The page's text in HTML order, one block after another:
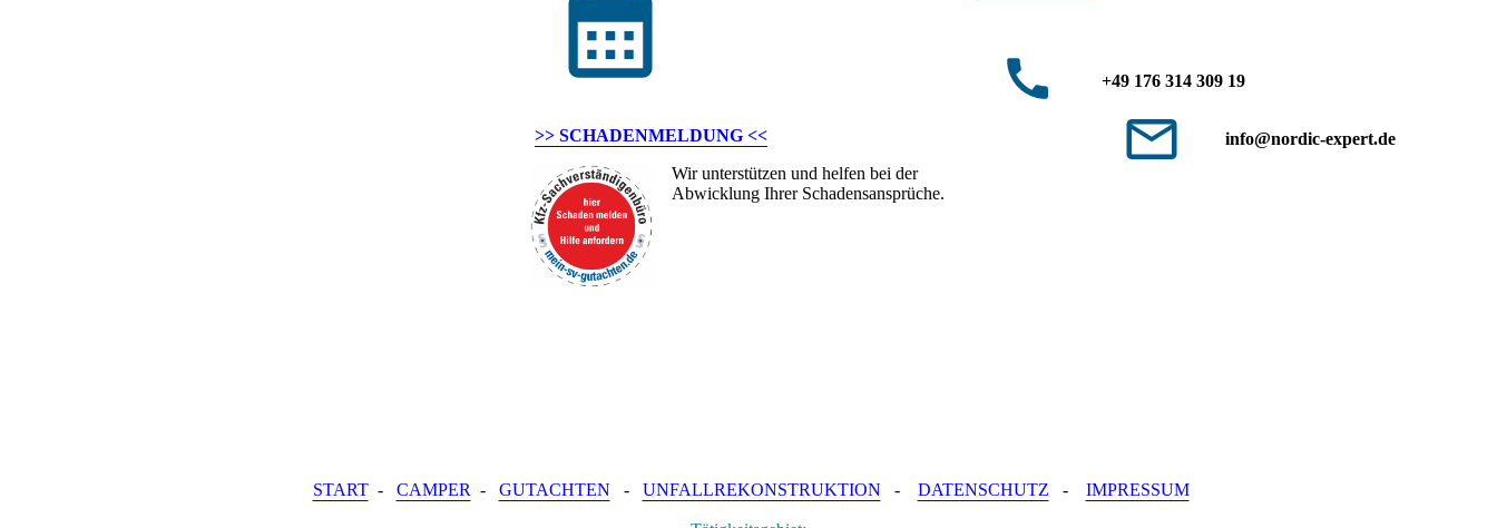
>> SCHADENMELDUNG <<
Wir unterstützen und helfen bei der
Abwicklung Ihrer Schadensansprüche.
+49 176 314 309 19
info@nordic-expert.de
START- CAMPER - GUTACHTEN - UNFALLREKONSTRUKTION - DATENSCHUTZ - IMPRESSUM